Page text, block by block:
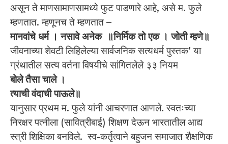
असून ते माणसामाणसामध्ये फुट पाडणारे आहे, असे म. फुले
म्हणतात. म्हणूनच ते म्हणतात –
मानवांचे धर्म । नसावे अनेक ॥निर्मिक तो एक । जोती म्हणे॥
जीवनाच्या शेवटी लिहिलेल्या सार्वजनिक सत्यधर्म पुस्तक’ या
ग्रंथातील सत्य वर्तना विषयीचे सांगितलेले ३३ नियम
बोले तैसा चाले ।
त्याची वंदाची पाऊले॥
यानुसार प्रथम म. फुले यांनी आचरणात आणले. स्वतःच्या
निरक्षर पत्नीला (सावित्रीबाई) शिक्षण देऊन भारतातील आद्य
स्त्री शिक्षिका बनविले. स्व-कर्तृत्वाने बहुजन समाजात शैक्षणिक